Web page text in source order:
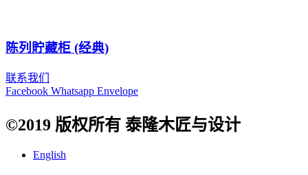
陈列貯藏柜 (经典)
联系我们
Facebook Whatsapp Envelope
©2019 版权所有 泰隆木匠与设计
English